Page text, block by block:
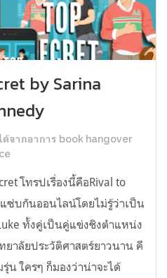
by Sarina
จากอาการ book hangover
โทรปเรื่องนี้คือRival to
ซ่บกันออนไลน์โดยไม่รู้ว่าเป็น
ทั้งคู่เป็นคู่แข่งชิงตำแหน่ง
าลัยประวัติศาสตร์ยาวนาน คี
น ใครๆ ก็มองว่าน่าจะได้